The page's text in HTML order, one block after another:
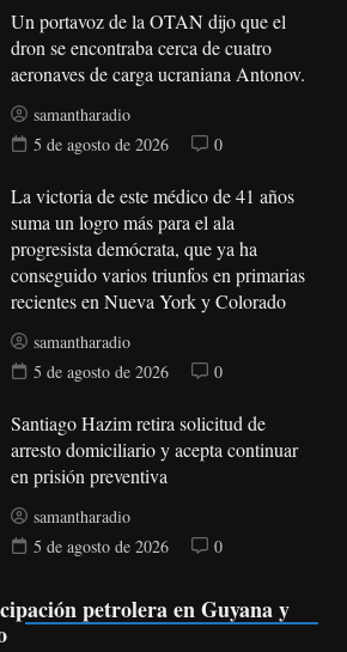
Un portavoz de la OTAN dijo que el
dron se encontraba cerca de cuatro
aeronaves de carga ucraniana Antonov.
samantharadio
5 de agosto de 2026
0
La victoria de este médico de 41 años
suma un logro más para el ala
progresista demócrata, que ya ha
conseguido varios triunfos en primarias
recientes en Nueva York y Colorado
samantharadio
5 de agosto de 2026
0
Santiago Hazim retira solicitud de
arresto domiciliario y acepta continuar
en prisión preventiva
samantharadio
5 de agosto de 2026
0
petrolera en Guyana y